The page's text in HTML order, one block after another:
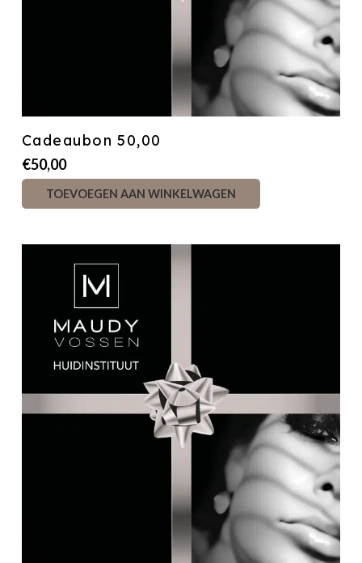
Cadeaubon 50,00
€50,00
TOEVOEGEN AAN WINKELWAGEN